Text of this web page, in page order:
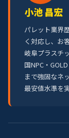
小池 昌宏
パレット業界
く対応し、お
岐阜プラスチ
国NPC・
まで強固なネ
最安値水準を